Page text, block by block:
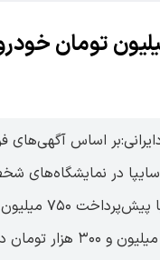
۳۲۰ میلیون تومان
اساس
در نمایشگاه‌های
اتوماتیک با